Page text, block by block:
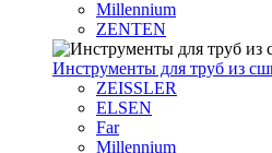
Millennium
ZENTEN
Инструменты для труб из
ZEISSLER
ELSEN
Far
Millennium